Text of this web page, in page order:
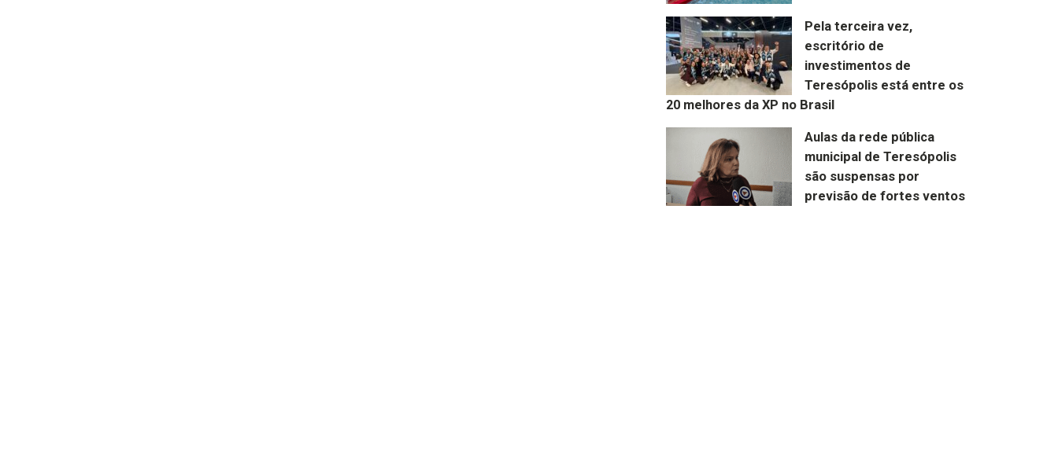
Pela terceira vez,
escritório de
investimentos de
Teresópolis está entre os
20 melhores da XP no Brasil
Aulas da rede pública
municipal de Teresópolis
são suspensas por
previsão de fortes ventos